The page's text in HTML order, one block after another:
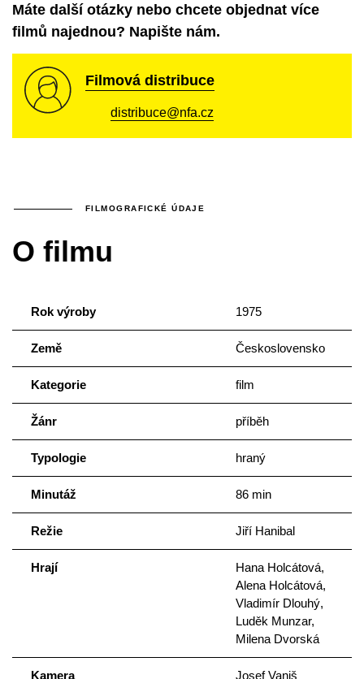
Máte další otázky nebo chcete objednat více
filmů najednou? Napište nám.
Filmová distribuce
distribuce@nfa.cz
FILMOGRAFICKÉ ÚDAJE
O filmu
Rok výroby 1975
Země Československo
Kategorie film
Žánr příběh
Typologie hraný
Minutáž 86 min
Režie Jiří Hanibal
Hrají
Hana Holcátová,
Alena Holcátová,
Vladimír Dlouhý,
Luděk Munzar,
Milena Dvorská
Kamera Josef Vaniš